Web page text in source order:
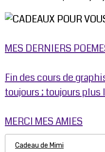
MES DERNIERS
Fin des cours de
toujours ; toujours plus
MERCI MES AMIES
Cadeau de Mimi